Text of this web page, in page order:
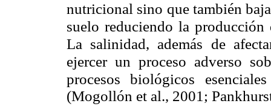
nutricional sino que también
suelo reduciendo la
La salinidad, además de
ejercer un proceso adverso
procesos biológicos
(Mogollón et al., 2001;